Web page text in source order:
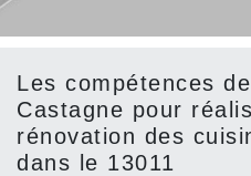
Les compétences
Castagne pour
rénovation des
dans le 13011